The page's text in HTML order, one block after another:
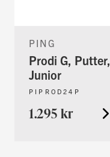
PING
Prodi G, Putter,
Junior
PIPROD24P
1.295 kr